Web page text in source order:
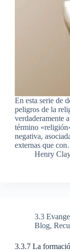
En esta serie de
peligros de la
verdaderamente
término
negativa,
externas que
Henry
3.3
Blog,
3.3.7 La